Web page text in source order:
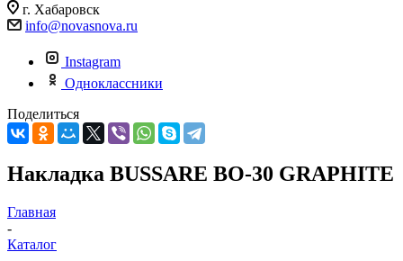
г. Хабаровск
info@novasnova.ru
Instagram
Одноклассники
Поделиться
Накладка BUSSARE BO-30 GRAPHITE
Главная
-
Каталог